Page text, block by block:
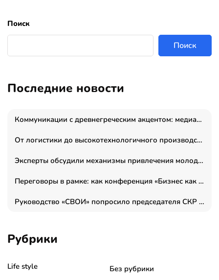
Поиск
Поиск
Последние новости
Коммуникации с древнегреческим акцентом: медиаменеджер и журналист Владимир Дергачев запустил коммуникационное агентство «Сократ 2.0»
От логистики до высокотехнологичного производства: как основатель “гагаринга” выстраивает экосистему безопасности и гражданских БПЛА
Эксперты обсудили механизмы привлечения молодых специалистов в промышленные города
Переговоры в рамке: как конференция «Бизнес как искусство» переформатирует деловой этикет в стенах ТПП РФ
Руководство «СВОИ» попросило председателя СКР дать правовую оценку обысков в тыловом штабе
Рубрики
Life style Без рубрики